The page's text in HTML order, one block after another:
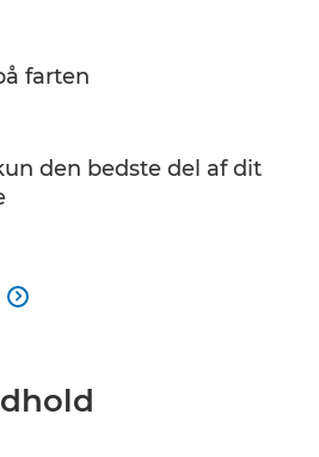
farten
den bedste del af dit
